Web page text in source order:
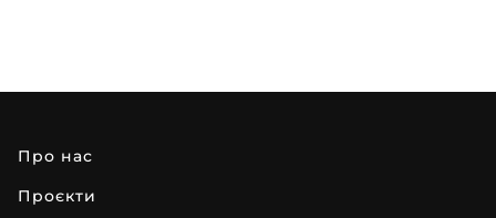
про нас
проєкти